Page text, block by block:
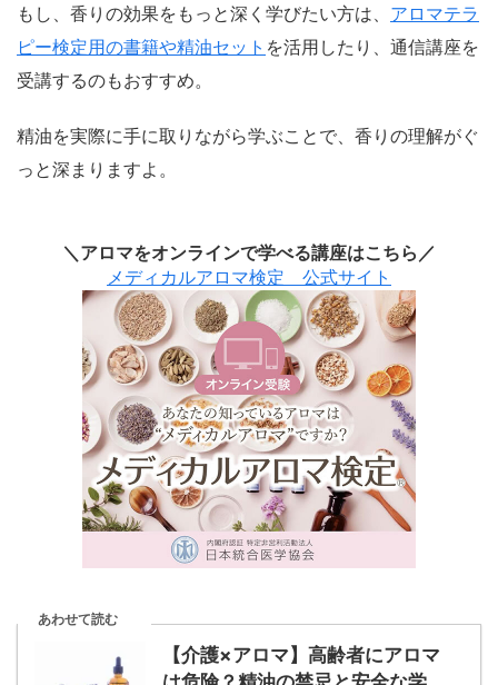
もし、香りの効果をもっと深く学びたい方は、 アロマテラ
ピー検定用の書籍や精油セット を活用したり、通信講座を
受講するのもおすすめ。
精油を実際に手に取りながら学ぶことで、香りの理解がぐ
っと深まりますよ。
＼アロマをオンラインで学べる講座はこちら／
メディカルアロマ検定 公式サイト
あわせて読む
【介護×アロマ】高齢者にアロマ